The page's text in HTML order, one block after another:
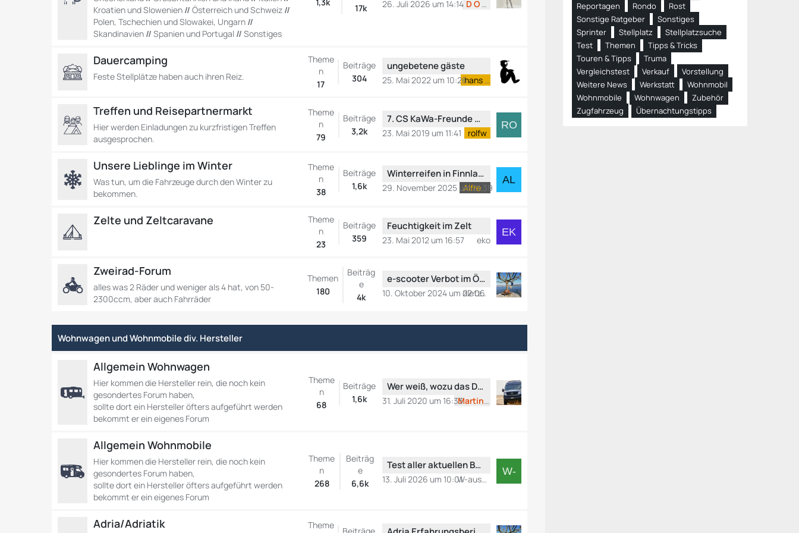
t
Kroatien und Slowenien //Österreich und Schweiz //
Polen, Tschechien und Slowakei, Ungarn //
Skandinavien //Spanien und Portugal //Sonstiges
17k
e
ä
D O C
26. Juli 2026 um 14:14
Dauercamping
Feste Stellplätze haben auch ihren Reiz.
Theme
n
17
Beiträge
304
e
e
t
r
e
ungebetene gäste
hans o
25. Mai 2022 um 10:26
Treffen und Reisepartnermarkt
Hier werden Einladungen zu kurzfristigen Treffen
ausgesprochen.
Theme
n
79
Beiträge
3,2k
e
e
B
t
r
e
7. CS KaWa-Freunde DummSchlauSchnackerTreffen vom 1. - 5. Mai 2019 in Oberbozen, Italien
rolfw
23. Mai 2019 um 11:41
Unsere Lieblinge im Winter
Was tun, um die Fahrzeuge durch den Winter zu
bekommen.
Theme
n
38
Beiträge
1,6k
e
e
t
g
Winterreifen in Finnland mieten?
Alfredossi
29. November 2025 um 21:39
Zelte und Zeltcaravane
Theme
n
23
Beiträge
359
e
e
i
r
g
Feuchtigkeit im Zelt
eko
23. Mai 2012 um 16:57
Zweirad-Forum
alles was 2 Räder und weniger als 4 hat, von 50-
2300ccm, aber auch Fahrräder
Themen
180
Beiträg
e
4k
e
t
B
r
e-scooter Verbot im ÖPNV
dietzekall
10. Oktober 2024 um 22:06
Wohnwagen und Wohnmobile div. Hersteller
Allgemein Wohnwagen
Hier kommen die Hersteller rein, die noch kein
gesondertes Forum haben,
sollte dort ein Hersteller öfters aufgeführt werden
bekommt er ein eigenes Forum
Theme
n
68
Beiträge
1,6k
e
B
e
Wer weiß, wozu das Ding ist
Martin Z
31. Juli 2020 um 16:33
Allgemein Wohnmobile
Hier kommen die Hersteller rein, die noch kein
gesondertes Forum haben,
sollte dort ein Hersteller öfters aufgeführt werden
bekommt er ein eigenes Forum
Theme
n
268
Beiträg
e
6,6k
e
Test aller aktuellen Basisfahrzeuge
W-aus-SI
13. Juli 2026 um 10:01
Adria/Adriatik
Theme
Beiträge
Reportagen
Rondo
Rost
Sonstige Ratgeber
Sonstiges
Sprinter
Stellplatz
Stellplatzsuche
Test
Themen
Tipps & Tricks
Touren & Tipps
Truma
Vergleichstest
Verkauf
Vorstellung
Weitere News
Werkstatt
Wohnmobil
Wohnmobile
Wohnwagen
Zubehör
Zugfahrzeug
Übernachtungstipps